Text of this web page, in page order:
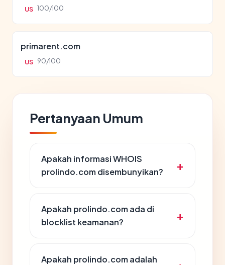
US 100/100
primarent.com
US 90/100
Pertanyaan Umum
Apakah informasi WHOIS
prolindo.com disembunyikan?
Apakah prolindo.com ada di
blocklist keamanan?
Apakah prolindo.com adalah